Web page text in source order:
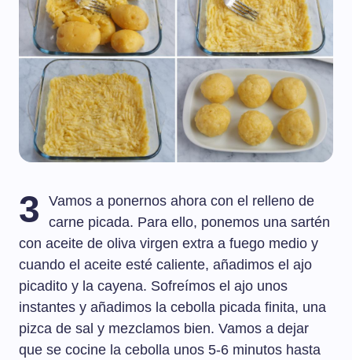
3
Vamos a ponernos ahora con el relleno de
carne picada. Para ello, ponemos una sartén
con aceite de oliva virgen extra a fuego medio y
cuando el aceite esté caliente, añadimos el ajo
picadito y la cayena. Sofreímos el ajo unos
instantes y añadimos la cebolla picada finita, una
pizca de sal y mezclamos bien. Vamos a dejar
que se cocine la cebolla unos 5-6 minutos hasta